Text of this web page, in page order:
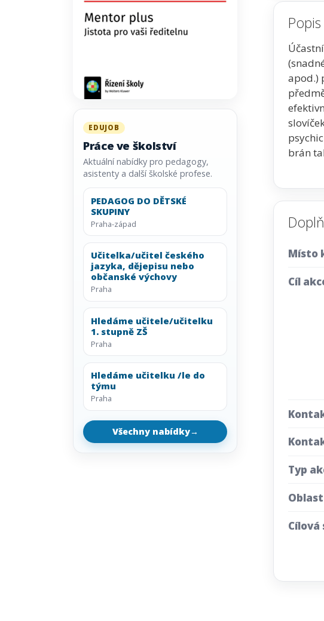
apod.)
brán
Místo
Cíl
Typ
Oblast
Cílová
EDUJOB
Práce ve školství
Aktuální nabídky pro pedagogy,
asistenty a další školské profese.
PEDAGOG DO DĚTSKÉ
SKUPINY
Praha-západ
Učitelka/učitel českého
jazyka, dějepisu nebo
občanské výchovy
Praha
Hledáme učitele/učitelku
1. stupně ZŠ
Praha
Hledáme učitelku /le do
týmu
Praha
Všechny nabídky→